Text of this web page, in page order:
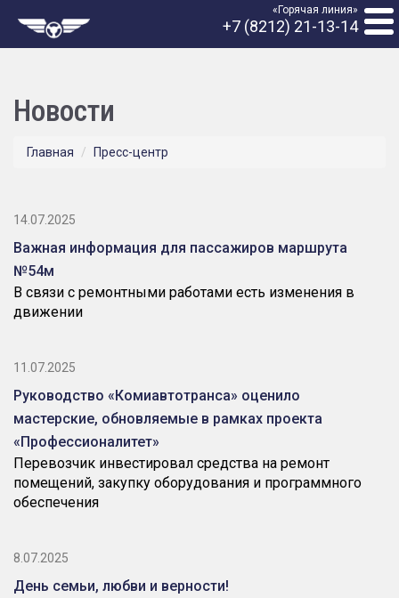
«Горячая линия»
+7 (8212) 21-13-14
Новости
Главная Пресс-центр
14.07.2025
Важная информация для пассажиров маршрута
№54м
В связи с ремонтными работами есть изменения в
движении
11.07.2025
Руководство «Комиавтотранса» оценило
мастерские, обновляемые в рамках проекта
«Профессионалитет»
Перевозчик инвестировал средства на ремонт
помещений, закупку оборудования и программного
обеспечения
8.07.2025
День семьи, любви и верности!